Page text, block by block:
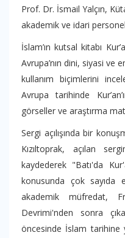
Prof. Dr. İsmail Yalçın,
akademik ve idari
İslam’ın kutsal kitabı
Avrupa’nın dini, siyasi ve
kullanım biçimlerini
Avrupa tarihinde
görseller ve araştırma
Sergi açılışında bir
Kızıltoprak, açılan
kaydederek "Batı'da
konusunda çok sayıda
akademik müfredat,
Devrimi'nden sonra
öncesinde İslam tarihine